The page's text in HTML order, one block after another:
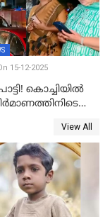
15-12-2025
കൊച്ചിയിൽ
ഗതാഗത കുരുക്ക്,
റോഡ്
കോൺഗ്രസ്
View All